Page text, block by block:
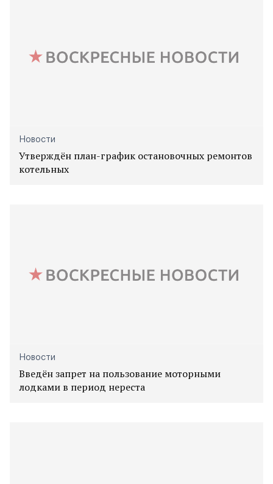
Новости
Утверждён план-график остановочных ремонтов
котельных
Новости
Введён запрет на пользование моторными
лодками в период нереста